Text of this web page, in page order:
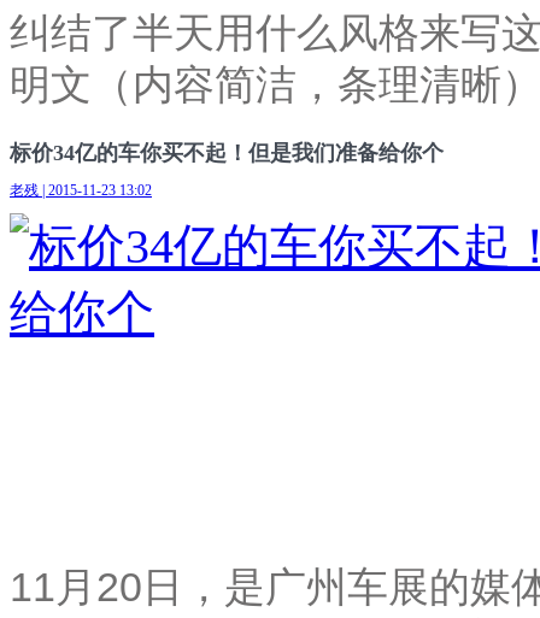
纠结了半天用什么风格来写
明文（内容简洁，条理清晰
标价34亿的车你买不起！但是我们准备给你个
老残 | 2015-11-23 13:02
11月20日，是广州车展的媒